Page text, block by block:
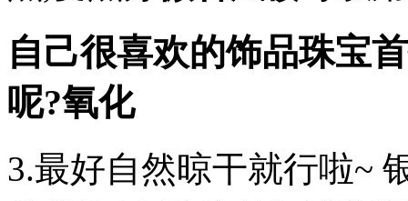
自己很喜欢的饰品珠宝
呢?氧化
3.最好自然晾干就行啦~